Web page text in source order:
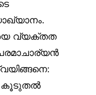
വ്യക്തത
കൂടുതല്‍